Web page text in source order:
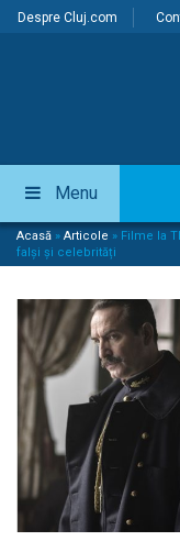
Despre Cluj.com
Menu
Acasă » Articole » Filme la
falși și celebrități